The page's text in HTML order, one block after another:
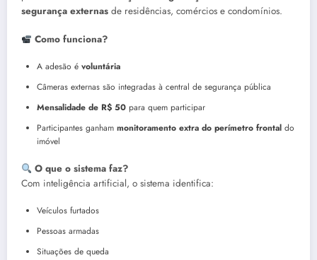
segurança externas de residências, comércios e condomínios.
Como funciona?
A adesão é voluntária
Câmeras externas são integradas à central de segurança pública
Mensalidade de R$ 50 para quem participar
Participantes ganham monitoramento extra do perímetro frontal do
imóvel
O que o sistema faz?
Com inteligência artificial, o sistema identifica:
Veículos furtados
Pessoas armadas
Situações de queda